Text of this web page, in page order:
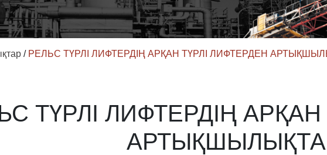
/ РЕЛЬС ТҮРЛІ ЛИФТЕРДІҢ АРҚАН ТҮРЛІ ЛИФТЕРДЕН
ТҮРЛІ ЛИФТЕРДІҢ